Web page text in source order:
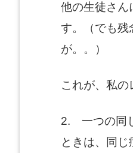
他の生徒さん
す。（でも残
が。。）
これが、私の
2. 一つの同
ときは、同